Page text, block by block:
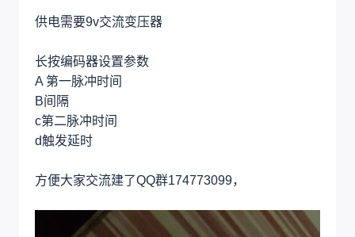
供电需要9v交流变压器
长按编码器设置参数
A 第一脉冲时间
B间隔
c第二脉冲时间
d触发延时
方便大家交流建了QQ群174773099，